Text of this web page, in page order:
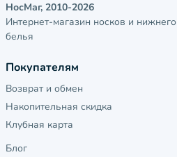
НосМаг, 2010-2026
Интернет-магазин носков и нижнего
белья
Покупателям
Возврат и обмен
Накопительная скидка
Клубная карта
Блог